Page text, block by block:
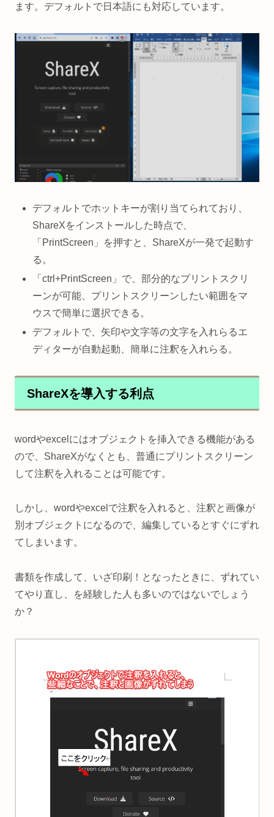
ます。デフォルトで日本語にも対応しています。
デフォルトでホットキーが割り当てられており、
ShareXをインストールした時点で、
「PrintScreen」を押すと、ShareXが一発で起動す
る。
「ctrl+PrintScreen」で、部分的なプリントスクリ
ーンが可能、プリントスクリーンしたい範囲をマ
ウスで簡単に選択できる。
デフォルトで、矢印や文字等の文字を入れらるエ
ディターが自動起動、簡単に注釈を入れらる。
ShareXを導入する利点
wordやexcelにはオブジェクトを挿入できる機能がある
ので、ShareXがなくとも、普通にプリントスクリーン
して注釈を入れることは可能です。
しかし、wordやexcelで注釈を入れると、注釈と画像が
別オブジェクトになるので、編集しているとすぐにずれ
てしまいます。
書類を作成して、いざ印刷！となったときに、ずれてい
てやり直し、を経験した人も多いのではないでしょう
か？